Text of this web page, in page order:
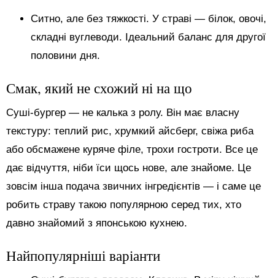
Ситно, але без тяжкості. У страві — білок, овочі,
складні вуглеводи. Ідеальний баланс для другої
половини дня.
Смак, який не схожий ні на що
Суші-бургер — не калька з ролу. Він має власну
текстуру: теплий рис, хрумкий айсберг, свіжа риба
або обсмажене куряче філе, трохи гостроти. Все це
дає відчуття, ніби їси щось нове, але знайоме. Це
зовсім інша подача звичних інгредієнтів — і саме це
робить страву такою популярною серед тих, хто
давно знайомий з японською кухнею.
Найпопулярніші варіанти